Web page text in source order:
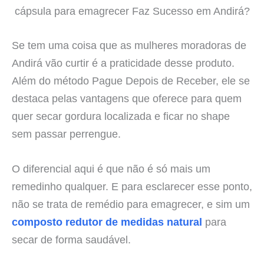
cápsula para emagrecer Faz Sucesso em Andirá?
Se tem uma coisa que as mulheres moradoras de
Andirá vão curtir é a praticidade desse produto.
Além do método Pague Depois de Receber, ele se
destaca pelas vantagens que oferece para quem
quer secar gordura localizada e ficar no shape
sem passar perrengue.
O diferencial aqui é que não é só mais um
remedinho qualquer. E para esclarecer esse ponto,
não se trata de remédio para emagrecer, e sim um
composto redutor de medidas natural para
secar de forma saudável.